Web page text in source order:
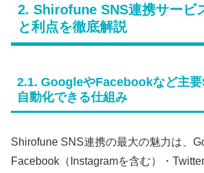
2. Shirofune SNS連携サービ
と利点を徹底解説
2.1. GoogleやFacebookなど主
自動化できる仕組み
Shirofune SNS連携の最大の魅力は、
Facebook（Instagramを含む）・